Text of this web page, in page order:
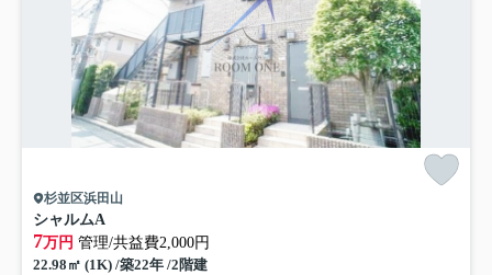
杉並区浜田山
シャルムA
7万円 管理/共益費2,000円
22.98㎡ (1K) /築22年 /2階建